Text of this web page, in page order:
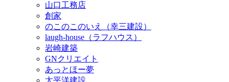
山口工務店
創家
のこのこのいえ（幸三建設）
laugh-house（ラフハウス）
岩崎建築
GNクリエイト
あっとほー夢
太平洋建設